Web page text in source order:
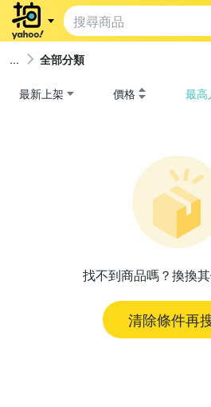
全部分類
最新上架 價格 最高
找不到商品嗎？換換其
清除條件再